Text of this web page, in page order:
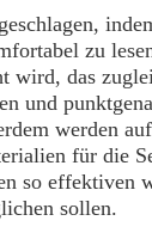
zu
wird, das
und
werden
für die
so effektiven
sollen.